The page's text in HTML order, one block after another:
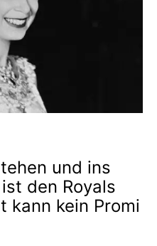
und ins
den Royals
kann kein Promi